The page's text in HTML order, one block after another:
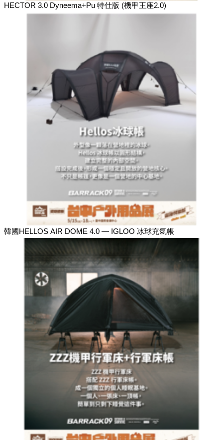
HECTOR 3.0 Dyneema+Pu 特仕版 (機甲王座2.0)
韓國HELLOS AIR DOME 4.0 — IGLOO 冰球充氣帳